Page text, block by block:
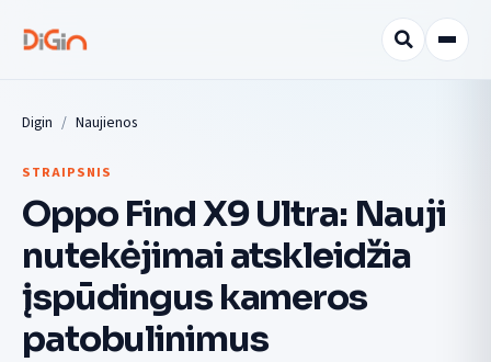
Digin Naujienos
STRAIPSNIS
Oppo Find X9 Ultra: Nauji
nutekėjimai atskleidžia
įspūdingus kameros
patobulinimus